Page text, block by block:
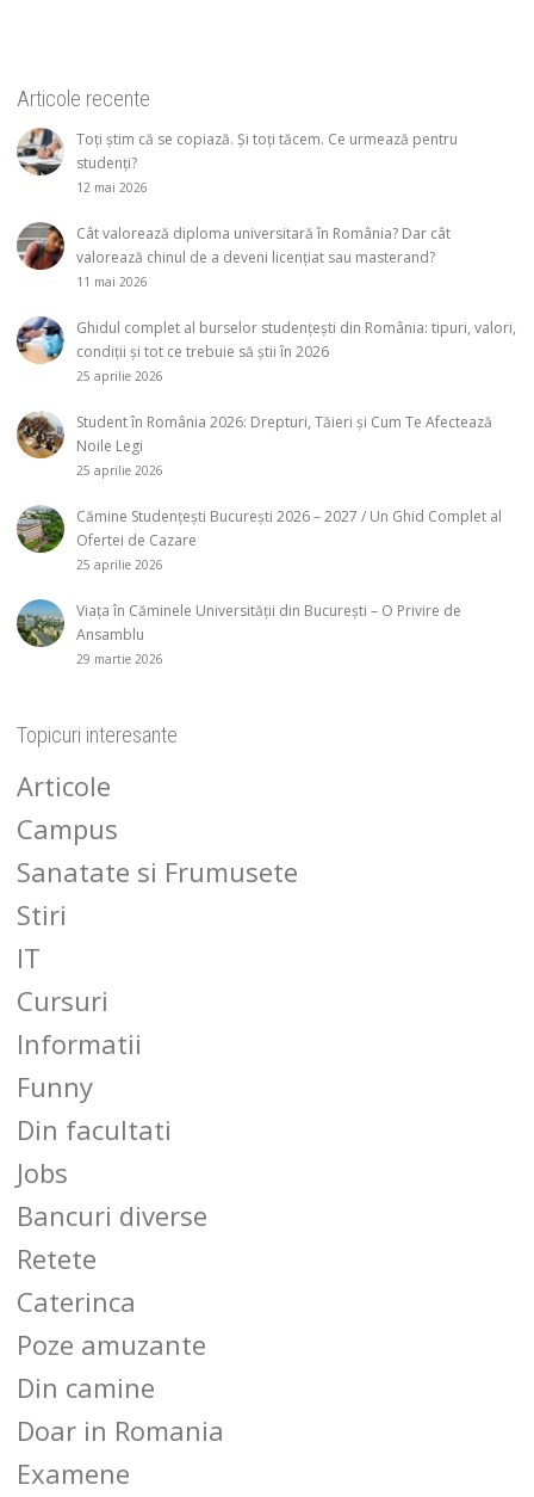
Articole recente
Toți știm că se copiază. Și toți tăcem. Ce urmează pentru
studenți?
12 mai 2026
Cât valorează diploma universitară în România? Dar cât
valorează chinul de a deveni licențiat sau masterand?
11 mai 2026
Ghidul complet al burselor studențești din România: tipuri, valori,
condiții și tot ce trebuie să știi în 2026
25 aprilie 2026
Student în România 2026: Drepturi, Tăieri și Cum Te Afectează
Noile Legi
25 aprilie 2026
Cămine Studențești București 2026 – 2027 / Un Ghid Complet al
Ofertei de Cazare
25 aprilie 2026
Viața în Căminele Universității din București – O Privire de
Ansamblu
29 martie 2026
Topicuri interesante
Articole
Campus
Sanatate si Frumusete
Stiri
IT
Cursuri
Informatii
Funny
Din facultati
Jobs
Bancuri diverse
Retete
Caterinca
Poze amuzante
Din camine
Doar in Romania
Examene